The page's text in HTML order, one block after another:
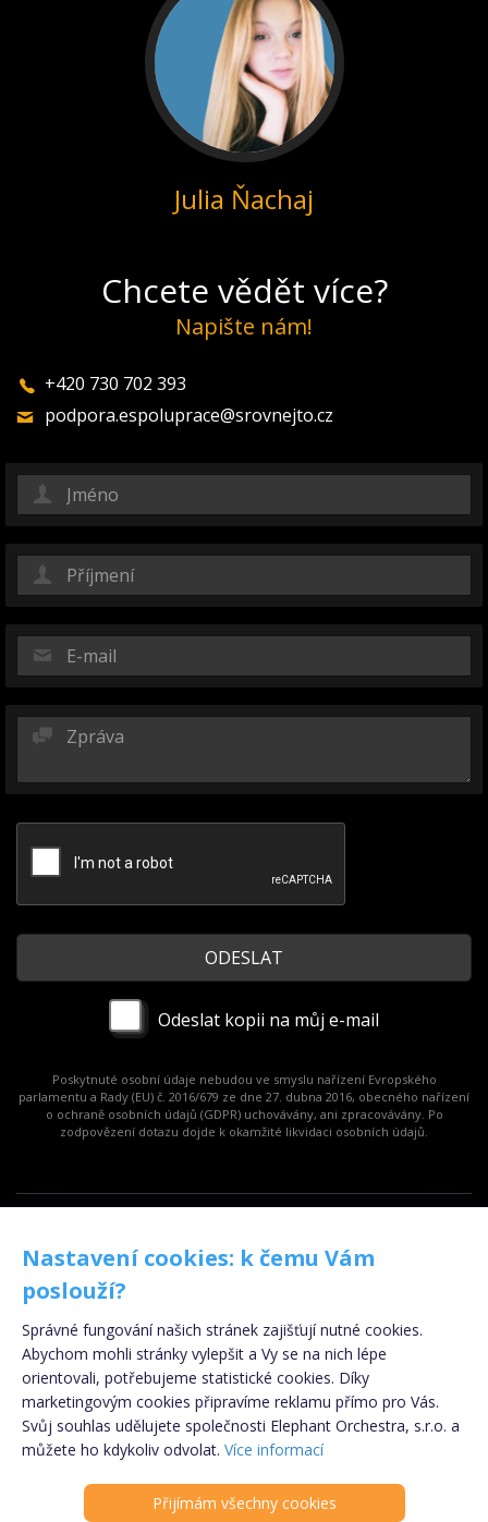
Julia Ňachaj
Chcete vědět více?
Napište nám!
+420 730 702 393
podpora.espoluprace@srovnejto.cz
Odeslat kopii na můj e-mail
Poskytnuté osobní údaje nebudou ve smyslu nařízení Evropského
parlamentu a Rady (EU) č. 2016/679 ze dne 27. dubna 2016, obecného nařízení
o ochraně osobních údajů (GDPR) uchovávány, ani zpracovávány. Po
zodpovězení dotazu dojde k okamžité likvidaci osobních údajů.
provozovatelem je Elephant Orchestra s.r.o., součástí
zpracování osobních údajů
Kontakt| Odhlášení z newsletteru
Registrujte seZDARMA
PARTNER
Nastavení cookies: k čemu Vám
poslouží?
Správné fungování našich stránek zajišťují nutné cookies.
Abychom mohli stránky vylepšit a Vy se na nich lépe
orientovali, potřebujeme statistické cookies. Díky
marketingovým cookies připravíme reklamu přímo pro Vás.
Svůj souhlas udělujete společnosti Elephant Orchestra, s.r.o. a
můžete ho kdykoliv odvolat. Více informací
Přijímám všechny cookies